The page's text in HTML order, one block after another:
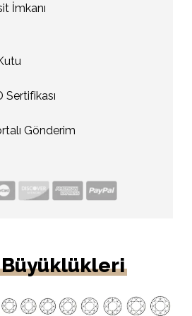
İmkanı
Sertifikası
Gönderim
Büyüklükleri